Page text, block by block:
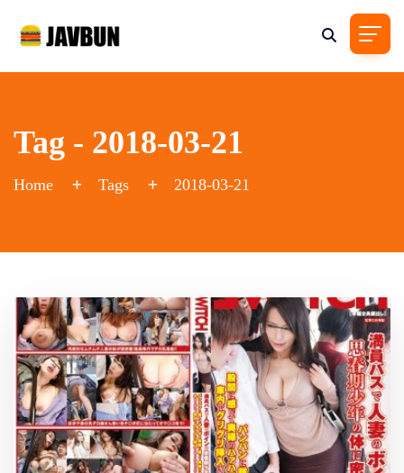
Tag - 2018-03-21
Home Tags 2018-03-21